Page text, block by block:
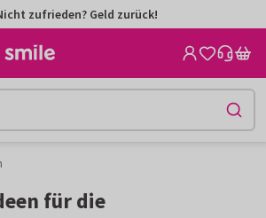
zufrieden? Geld zurück!
für die